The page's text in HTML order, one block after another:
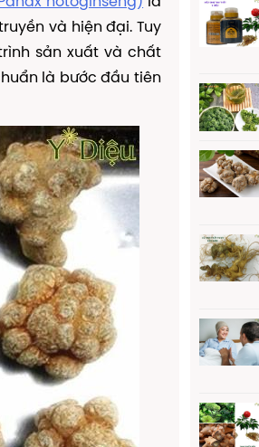
và hiện đại. Tuy
sản xuất và chất
là bước đầu tiên